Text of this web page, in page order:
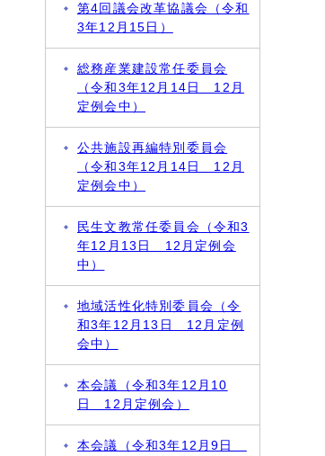
第4回議会改革協議会（令和
3年12月15日）
総務産業建設常任委員会
（令和3年12月14日 12月
定例会中）
公共施設再編特別委員会
（令和3年12月14日 12月
定例会中）
民生文教常任委員会（令和3
年12月13日 12月定例会
中）
地域活性化特別委員会（令
和3年12月13日 12月定例
会中）
本会議（令和3年12月10
日 12月定例会）
本会議（令和3年12月9日